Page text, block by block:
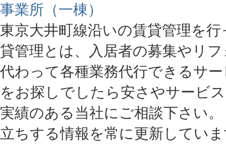
事業所（一棟）
東京大井町線沿いの賃貸管理を
貸管理とは、入居者の募集やリ
代わって各種業務代行できるサ
をお探しでしたら安さやサービ
実績のある当社にご相談下さい
立ちする情報を常に更新してい